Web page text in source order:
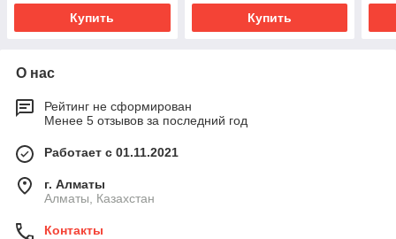
Купить Купить
О нас
Рейтинг не сформирован
Менее 5 отзывов за последний год
Работает с 01.11.2021
г. Алматы
Алматы, Казахстан
Контакты